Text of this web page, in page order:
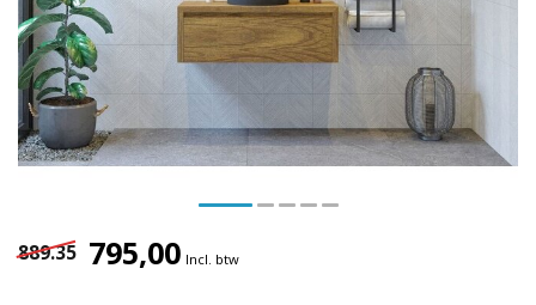
889.35 795,00 Incl. btw